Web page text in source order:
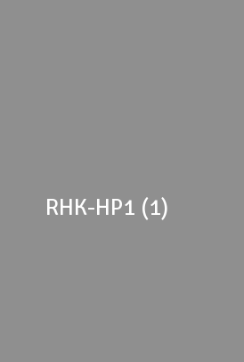
RHK-HP1 (1)